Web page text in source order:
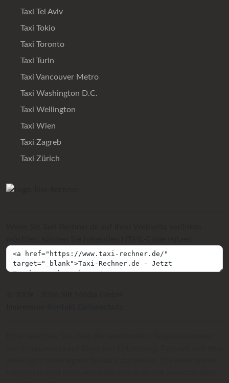
Taxi Tel Aviv
Taxi Tokio
Taxi Toronto
Taxi Turin
Taxi Vancouver Metro
Taxi Washington D.C.
Taxi Wellington
Taxi Wien
Taxi Zagreb
Taxi Zürich